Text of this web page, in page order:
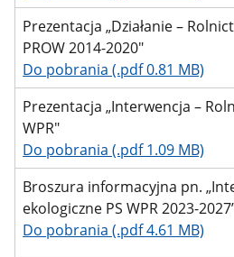
Prezentacja „Działanie –
PROW 2014-2020"
Do pobrania (.pdf 0.81 MB)
Prezentacja „Interwencja –
WPR"
Do pobrania (.pdf 1.09 MB)
Broszura informacyjna pn.
ekologiczne PS WPR 2023-
Do pobrania (.pdf 4.61 MB)